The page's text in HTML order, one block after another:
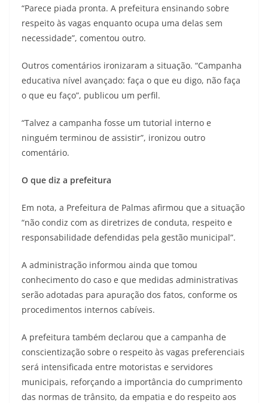
“Parece piada pronta. A prefeitura ensinando sobre
respeito às vagas enquanto ocupa uma delas sem
necessidade”, comentou outro.
Outros comentários ironizaram a situação. “Campanha
educativa nível avançado: faça o que eu digo, não faça
o que eu faço”, publicou um perfil.
“Talvez a campanha fosse um tutorial interno e
ninguém terminou de assistir”, ironizou outro
comentário.
O que diz a prefeitura
Em nota, a Prefeitura de Palmas afirmou que a situação
“não condiz com as diretrizes de conduta, respeito e
responsabilidade defendidas pela gestão municipal”.
A administração informou ainda que tomou
conhecimento do caso e que medidas administrativas
serão adotadas para apuração dos fatos, conforme os
procedimentos internos cabíveis.
A prefeitura também declarou que a campanha de
conscientização sobre o respeito às vagas preferenciais
será intensificada entre motoristas e servidores
municipais, reforçando a importância do cumprimento
das normas de trânsito, da empatia e do respeito aos